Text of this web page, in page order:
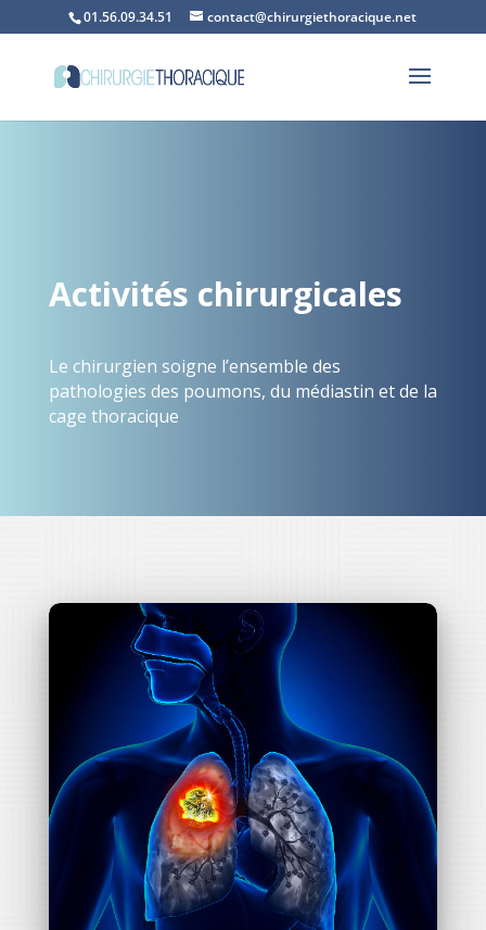
01.56.09.34.51 contact@chirurgiethoracique.net
Activités chirurgicales
Le chirurgien soigne l’ensemble des
pathologies des poumons, du médiastin et de la
cage thoracique